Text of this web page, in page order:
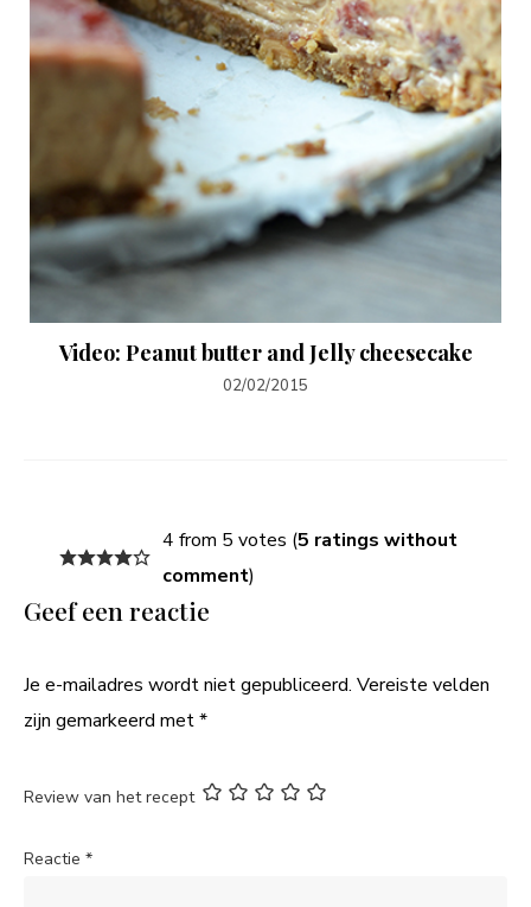
Video: Peanut butter and Jelly cheesecake
02/02/2015
4 from 5 votes (5 ratings without
comment)
Geef een reactie
Je e-mailadres wordt niet gepubliceerd. Vereiste velden
zijn gemarkeerd met*
Review van het recept
Reactie *